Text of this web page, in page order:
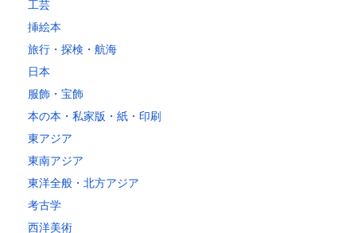
工芸
挿絵本
旅行・探検・航海
日本
服飾・宝飾
本の本・私家版・紙・印刷
東アジア
東南アジア
東洋全般・北方アジア
考古学
西洋美術